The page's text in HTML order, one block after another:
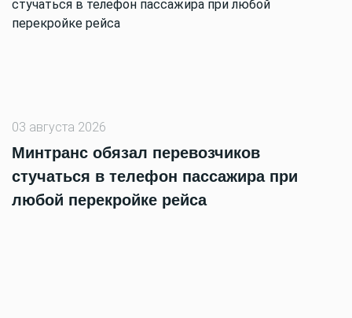
03 августа 2026
Минтранс обязал перевозчиков
стучаться в телефон пассажира при
любой перекройке рейса